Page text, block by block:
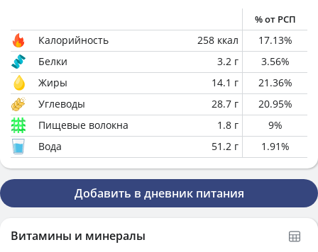
% от РСП
Калорийность 258 ккал 17.13%
Белки
3.2 г 3.56%
Жиры
14.1 г 21.36%
Углеводы
28.7 г 20.95%
Пищевые волокна
1.8 г 9%
Вода
51.2 г 1.91%
Добавить в дневник питания
Витамины и минералы